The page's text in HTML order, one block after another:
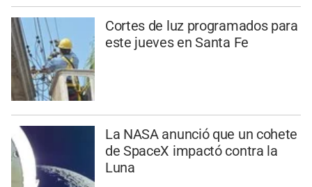
Cortes de luz programados para
este jueves en Santa Fe
La NASA anunció que un cohete
de SpaceX impactó contra la
Luna